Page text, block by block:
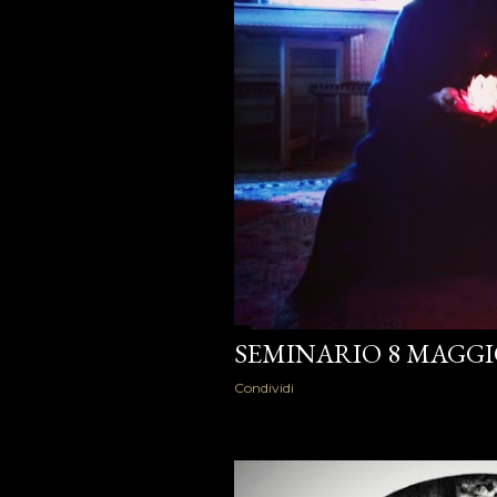
SEMINARIO 8
Condividi